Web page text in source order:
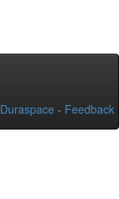
Duraspace - Feedback